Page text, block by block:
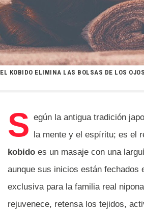
EL KOBIDO ELIMINA LAS BOLSAS DE LOS
S egún la antigua tradición
la mente y el espíritu; es el
kobido es un masaje con una
aunque sus inicios están fechados
exclusiva para la familia real
rejuvenece, retensa los tejidos,